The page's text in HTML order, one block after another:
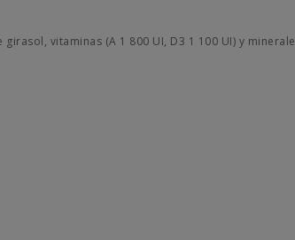
vitaminas (A 1 800 UI, D3 1 100 UI) y